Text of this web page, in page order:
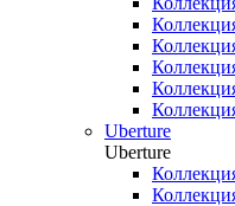
Uberture
Uberture